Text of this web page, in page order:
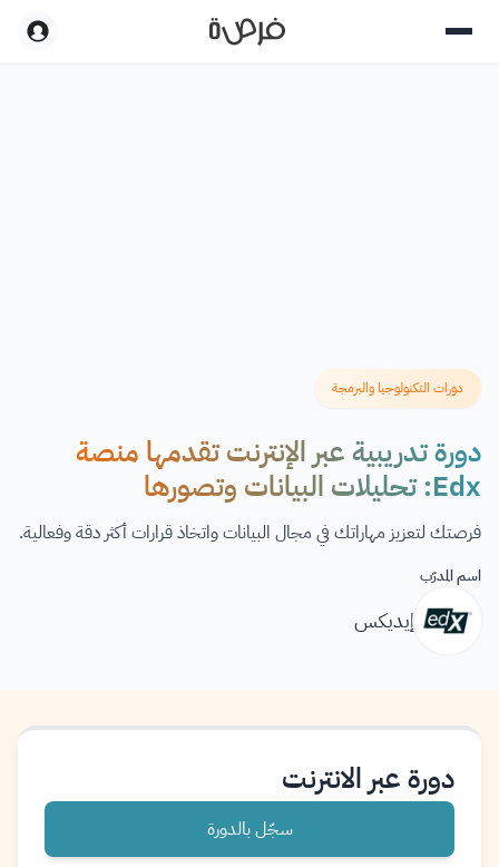
دورات التكنولوجيا والبرمجة
دورة تدريبية عبر الإنترنت تقدمها منصة
Edx: تحليلات البيانات وتصورها
فرصتك لتعزيز مهاراتك في مجال البيانات واتخاذ قرارات أكثر دقة وفعالية.
اسم المدرّب
إيديكس
دورة عبر الانترنت
سجّل بالدورة